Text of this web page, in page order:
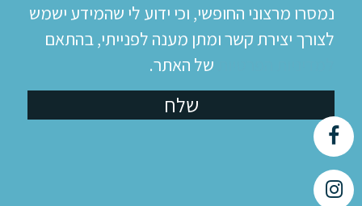
נמסרו מרצוני החופשי, וכי ידוע לי שהמידע ישמש
לצורך יצירת קשר ומתן מענה לפנייתי, בהתאם
של האתר.